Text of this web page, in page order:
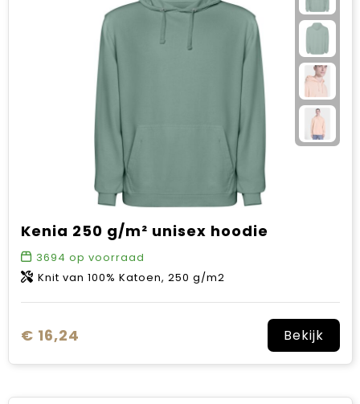
Sinterklaas
Verjaardagen
Voetbal, EK en WK
Voor de bouw
Zomergeschenken
Kenia 250 g/m² unisex hoodie
3694 op voorraad
Knit van 100% Katoen, 250 g/m2
€ 16,24 Bekijk